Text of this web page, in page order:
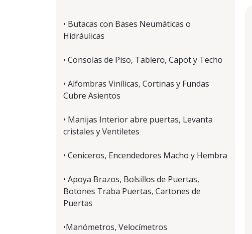
• Butacas con Bases Neumáticas o
Hidráulicas
• Consolas de Piso, Tablero, Capot y Techo
• Alfombras Vinílicas, Cortinas y Fundas
Cubre Asientos
• Manijas Interior abre puertas, Levanta
cristales y Ventiletes
• Ceniceros, Encendedores Macho y Hembra
• Apoya Brazos, Bolsillos de Puertas,
Botones Traba Puertas, Cartones de
Puertas
•Manómetros, Velocímetros